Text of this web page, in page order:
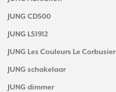
JUNG CD500
JUNG LS1912
JUNG Les Couleurs Le Corbusier
JUNG schakelaar
JUNG dimmer